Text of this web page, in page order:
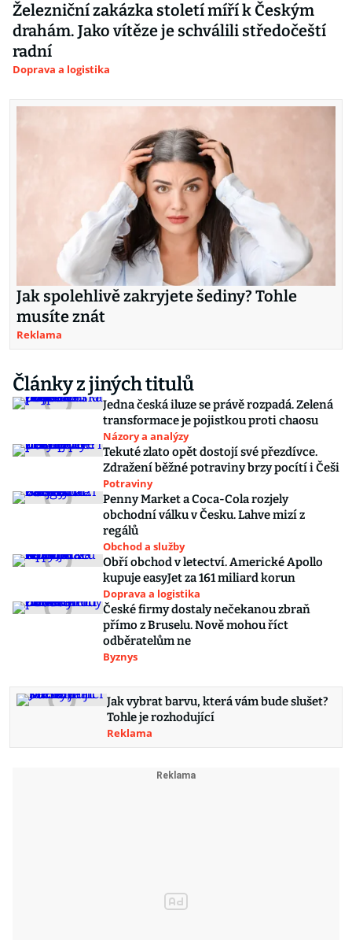
Železniční zakázka století míří k Českým
drahám. Jako vítěze je schválili středočeští
radní
Doprava a logistika
Jak spolehlivě zakryjete šediny? Tohle
musíte znát
Reklama
Články z jiných titulů
Jedna česká iluze se právě rozpadá. Zelená
transformace je pojistkou proti chaosu
Názory a analýzy
Tekuté zlato opět dostojí své přezdívce.
Zdražení běžné potraviny brzy pocítí i Češi
Potraviny
Penny Market a Coca-Cola rozjely
obchodní válku v Česku. Lahve mizí z
regálů
Obchod a služby
Obří obchod v letectví. Americké Apollo
kupuje easyJet za 161 miliard korun
Doprava a logistika
České firmy dostaly nečekanou zbraň
přímo z Bruselu. Nově mohou říct
odběratelům ne
Byznys
Jak vybrat barvu, která vám bude slušet?
Tohle je rozhodující
Reklama